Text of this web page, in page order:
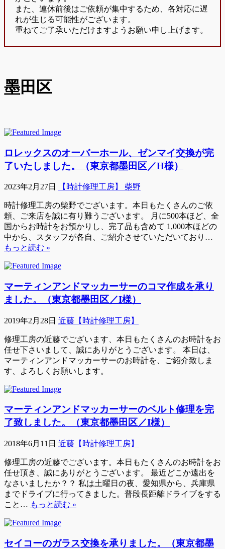
また、連休前後はご依頼が集中するため、各対応に遅
れが生じる可能性がございます。
重ねてご了承いただけますようお願い申し上げます。
墨田区
ロレックスのオーバーホール、ゼンマイ交換が完
了いたしました。（東京都墨田区／H様）
2023年2月27日 【時計修理工房】 柴野
時計修理工房の柴野でございます。本日もたくさんのご依
頼、ご来店を誠に有り難うございます。 月に500本ほど、全
国からお時計をお預かりし、完了品も含めて 1,000本ほどの
中から、スタッフが各自、ご紹介させていただいており…
もっと読む »
マーティンアンドマッカーサーのコマ作成を承り
ました。（東京都墨田区／I様）
2019年2月28日 近藤【時計修理工房】
修理工房の近藤でございます、本日もたくさんのお時計をお
任せ下さいまして、誠にありがとうございます。 本日は、
マーティンアンドマッカーサーのお時計を、ご紹介致しま
す、よろしくお願いします。
マーティンアンドマッカーサーのベルト修理を完
了致しました。（東京都墨田区／I様）
2018年6月11日 近藤【時計修理工房】
修理工房の近藤でございます。本日もたくさんのお時計をお
任せ頂き、誠にありがとうございます。 最近どこか遠出を
なさいましたか？？ 私は土曜日の夜、愛知県から、兵庫県
までドライブに行ってきました。普段長距離ドライブをする
こと… もっと読む »
セイコーのガラス交換を承りました。（東京都墨